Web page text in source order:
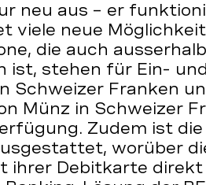
neu aus – er
viele neue
die auch
ist, stehen für Ein- und
Schweizer Franken
Münz in Schweizer
Zudem ist
worüber
ihrer Debitkarte